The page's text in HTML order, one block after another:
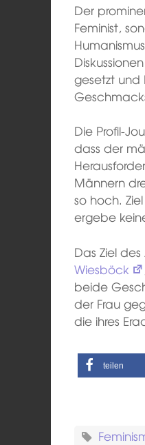
Der
Feminist,
gesetzt und
Die Profil-
dass der
Männern
so hoch.
ergebe
Das Ziel
Wiesböck
beide
der Frau
die ihres
teilen